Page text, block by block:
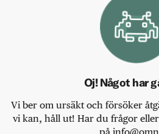
Oj! Något har
Vi ber om ursäkt och försöker
vi kan, håll ut! Har du frågor